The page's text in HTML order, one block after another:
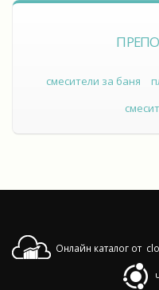
смесители за баня
Онлайн каталог от